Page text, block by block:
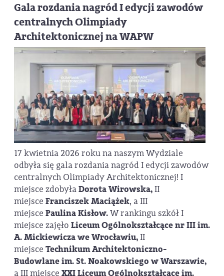
Gala rozdania nagród I edycji zawodów
centralnych Olimpiady
Architektonicznej na WAPW
17 kwietnia 2026 roku na naszym Wydziale
odbyła się gala rozdania nagród I edycji zawodów
centralnych Olimpiady Architektonicznej! I
miejsce zdobyłaDorota Wirowska,II
miejsce Franciszek Maciążek, a III
miejsce Paulina Kisłow.W rankingu szkół I
miejsce zajęło Liceum Ogólnokształcące nr III im.
A. Mickiewicza we Wrocławiu,II
miejsce Technikum Architektoniczno-
Budowlane im. St. Noakowskiego w Warszawie,
a III miejsce XXI Liceum Ogólnokształcące im.